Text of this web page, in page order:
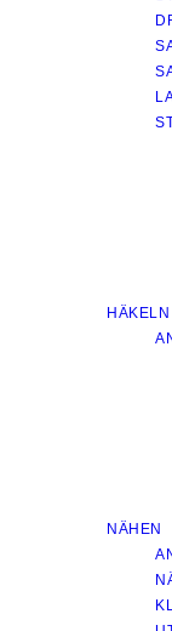
HÄKELN
NÄHEN